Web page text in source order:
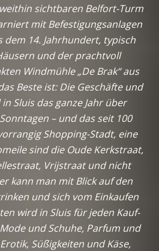
sichtbaren Belfort-Turm
mit Befestigungsanlagen
14. Jahrhundert, typisch
und der prachtvoll
Windmühle „De Brak“ aus
Beste ist: Die Geschäfte und
Sluis das ganze Jahr über
– und das seit 100
Shopping-Stadt, eine
sind die Oude Kerkstraat,
Vrijstraat und nicht
kann man mit Blick auf den
und sich vom Einkaufen
wird in Sluis für jeden Kauf-
und Schuhe, Parfum und
Süßigkeiten und Käse,